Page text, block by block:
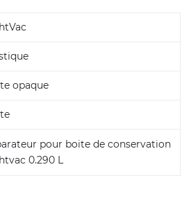
opaque
pour boite de conservation
0.290 L